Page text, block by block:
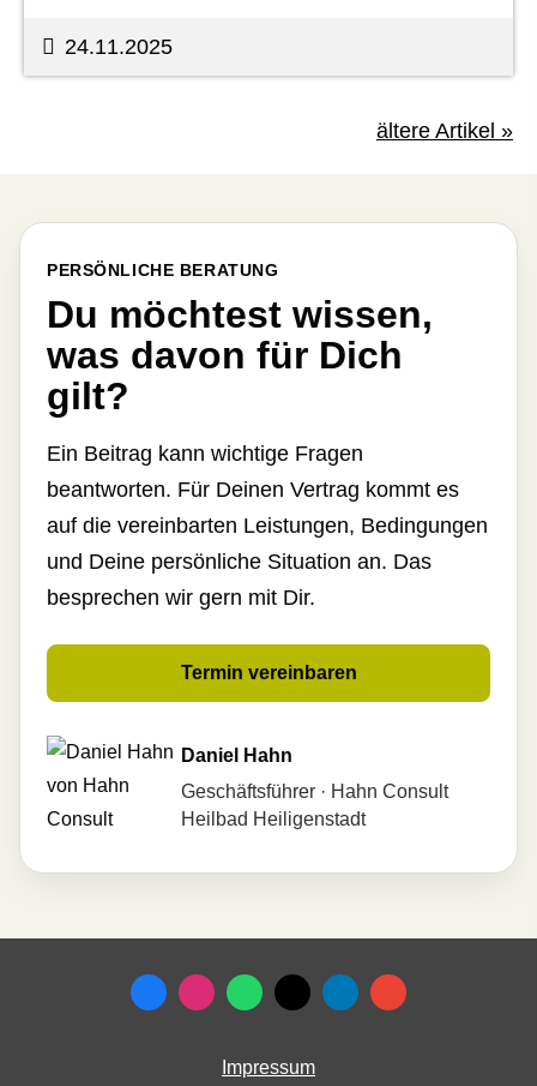
24.11.2025
ältere Artikel »
PERSÖNLICHE BERATUNG
Du möchtest wissen,
was davon für Dich
gilt?
Ein Beitrag kann wichtige Fragen
beantworten. Für Deinen Vertrag kommt es
auf die vereinbarten Leistungen, Bedingungen
und Deine persönliche Situation an. Das
besprechen wir gern mit Dir.
Termin ver­ein­baren
Daniel Hahn
Geschäftsführer · Hahn Consult
Heilbad Heiligenstadt
Impressum